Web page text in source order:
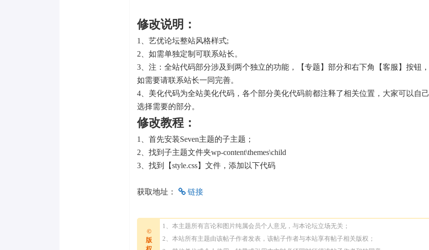
修改说明：
1、艺优论坛整站风格样式;
2、如需单独定制可联系站长。
3、注：全站代码部分涉及到两个独立的功能，【专题】部分和右下角【客服】按钮，
如需要请联系站长一同完善。
4、美化代码为全站美化代码，各个部分美化代码前都注释了相关位置，大家可以自己
选择需要的部分。
修改教程：
1、首先安装Seven主题的子主题；
2、找到子主题文件夹wp-content\themes\child
3、找到【style.css】文件，添加以下代码
获取地址： 链接
©
版
1、本主题所有言论和图片纯属会员个人意见，与本论坛立场无关；
2、本站所有主题由该帖子作者发表，该帖子作者与本站享有帖子相关版权；